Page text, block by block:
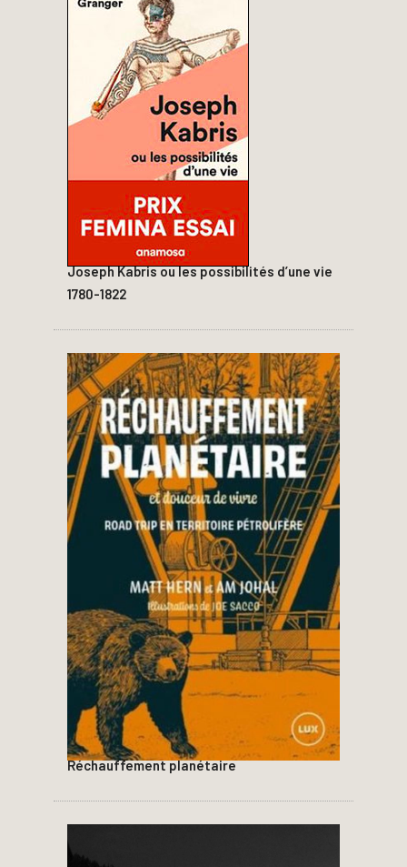
Joseph Kabris ou les possibilités d’une vie
1780-1822
Réchauffement planétaire